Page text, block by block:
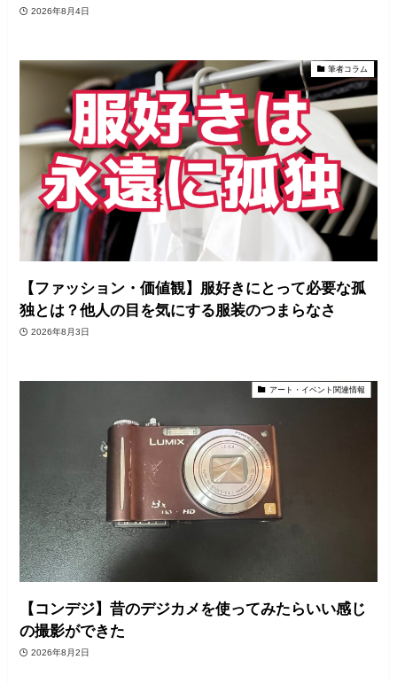
2026年8月4日
筆者コラム
【ファッション・価値観】服好きにとって必要な孤
独とは？他人の目を気にする服装のつまらなさ
2026年8月3日
アート・イベント関連情報
【コンデジ】昔のデジカメを使ってみたらいい感じ
の撮影ができた
2026年8月2日